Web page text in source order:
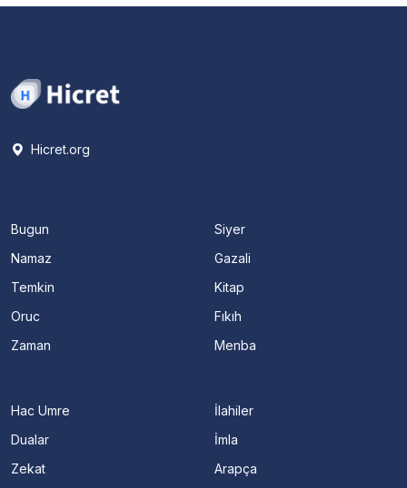
Hicret.org
Bugun
Namaz
Temkin
Oruc
Zaman
Siyer
Gazali
Kitap
Fıkıh
Menba
Hac Umre
Dualar
Zekat
İlahiler
İmla
Arapça